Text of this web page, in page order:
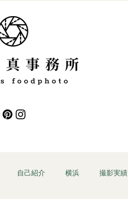
自己紹介 横浜 撮影実績